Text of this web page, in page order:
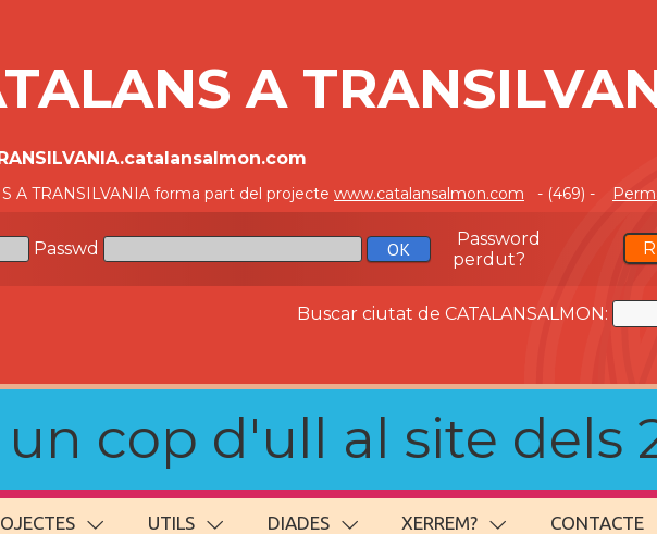
A
A TRANSILVANIA forma part del projecte www.catalansalmon.com - (469) -
Passwd
Password
perdut?
Buscar ciutat de CATALANSALMON:
cop d'ull al site dels
UTILS DIADES XERREM? CONTACTE